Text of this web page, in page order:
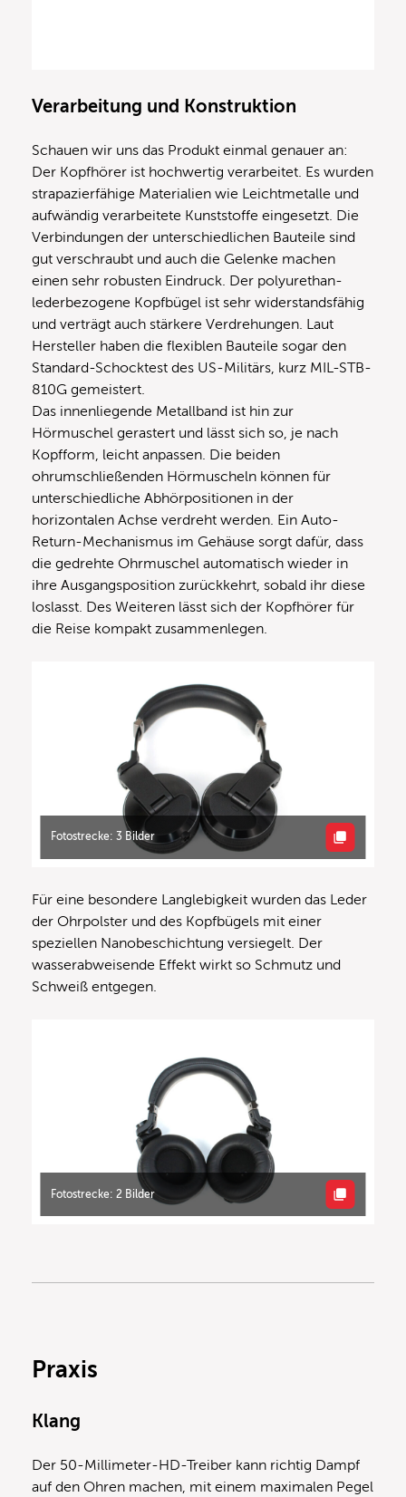
Verarbeitung und Konstruktion
Schauen wir uns das Produkt einmal genauer an:
Der Kopfhörer ist hochwertig verarbeitet. Es wurden
strapazierfähige Materialien wie Leichtmetalle und
aufwändig verarbeitete Kunststoffe eingesetzt. Die
Verbindungen der unterschiedlichen Bauteile sind
gut verschraubt und auch die Gelenke machen
einen sehr robusten Eindruck. Der polyurethan-
lederbezogene Kopfbügel ist sehr widerstandsfähig
und verträgt auch stärkere Verdrehungen. Laut
Hersteller haben die flexiblen Bauteile sogar den
Standard-Schocktest des US-Militärs, kurz MIL-STB-
810G gemeistert.
Das innenliegende Metallband ist hin zur
Hörmuschel gerastert und lässt sich so, je nach
Kopfform, leicht anpassen. Die beiden
ohrumschließenden Hörmuscheln können für
unterschiedliche Abhörpositionen in der
horizontalen Achse verdreht werden. Ein Auto-
Return-Mechanismus im Gehäuse sorgt dafür, dass
die gedrehte Ohrmuschel automatisch wieder in
ihre Ausgangsposition zurückkehrt, sobald ihr diese
loslasst. Des Weiteren lässt sich der Kopfhörer für
die Reise kompakt zusammenlegen.
Fotostrecke: 3 Bilder
Für eine besondere Langlebigkeit wurden das Leder
der Ohrpolster und des Kopfbügels mit einer
speziellen Nanobeschichtung versiegelt. Der
wasserabweisende Effekt wirkt so Schmutz und
Schweiß entgegen.
Fotostrecke: 2 Bilder
Praxis
Klang
Der 50-Millimeter-HD-Treiber kann richtig Dampf
auf den Ohren machen, mit einem maximalen Pegel